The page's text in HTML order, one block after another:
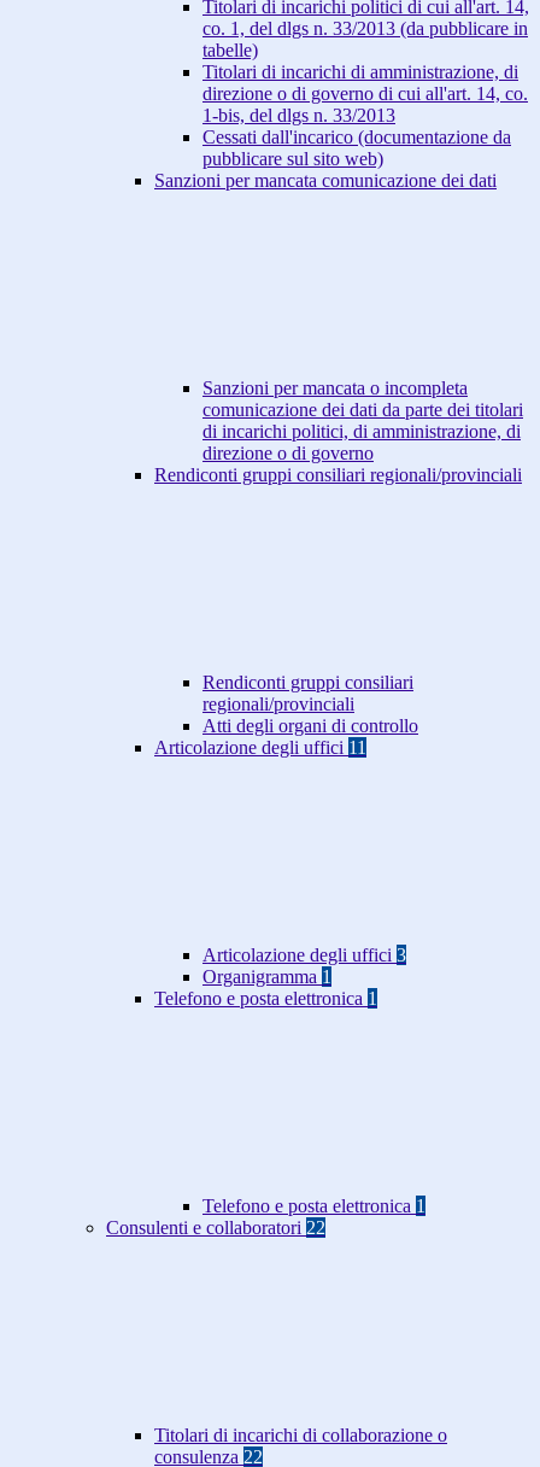
Titolari di incarichi politici di cui all'art. 14,
co. 1, del dlgs n. 33/2013 (da pubblicare in
tabelle)
Titolari di incarichi di amministrazione, di
direzione o di governo di cui all'art. 14, co.
1-bis, del dlgs n. 33/2013
Cessati dall'incarico (documentazione da
pubblicare sul sito web)
Sanzioni per mancata comunicazione dei dati
Sanzioni per mancata o incompleta
comunicazione dei dati da parte dei titolari
di incarichi politici, di amministrazione, di
direzione o di governo
Rendiconti gruppi consiliari regionali/provinciali
Rendiconti gruppi consiliari
regionali/provinciali
Atti degli organi di controllo
Articolazione degli uffici 11
Articolazione degli uffici 3
Organigramma 1
Telefono e posta elettronica 1
Telefono e posta elettronica 1
Consulenti e collaboratori 22
Titolari di incarichi di collaborazione o
consulenza 22